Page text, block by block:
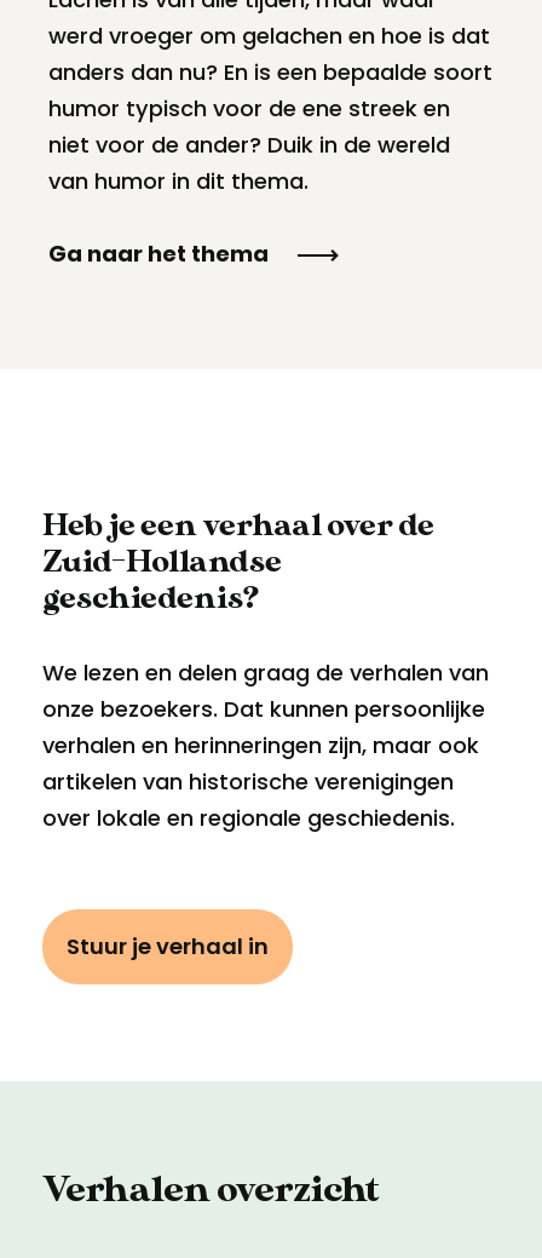
Nieuwsbrief
Voorwaarden
Privacyverklaring
werd vroeger om gelachen en hoe is dat
anders dan nu? En is een bepaalde soort
humor typisch voor de ene streek en
niet voor de ander? Duik in de wereld
van humor in dit thema.
Ga naar het thema
Heb je een verhaal over de
Zuid-Hollandse
geschiedenis?
We lezen en delen graag de verhalen van
onze bezoekers. Dat kunnen persoonlijke
verhalen en herinneringen zijn, maar ook
artikelen van historische verenigingen
over lokale en regionale geschiedenis.
Stuur je verhaal in
Verhalen overzicht